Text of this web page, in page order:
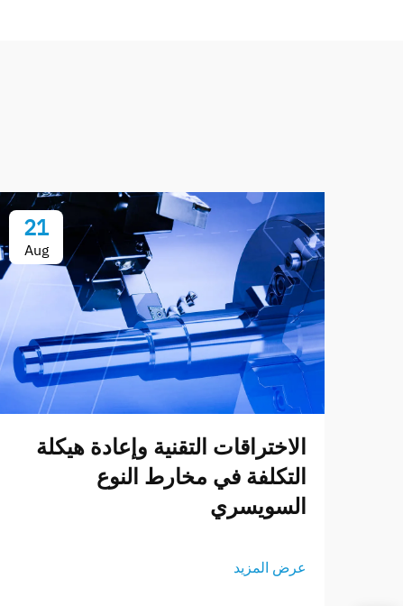
21
Aug
الاختراقات التقنية وإعادة هيكلة
التكلفة في مخارط النوع
السويسري
عرض المزيد